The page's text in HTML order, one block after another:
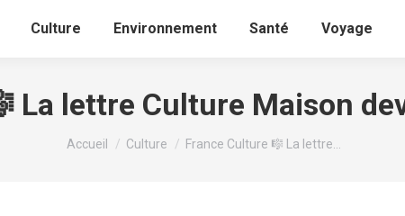
Culture Environnement Santé Voyage
La lettre Culture Maison
Vous êtes ici :
Accueil Culture France Culture 🎼 La lettre…